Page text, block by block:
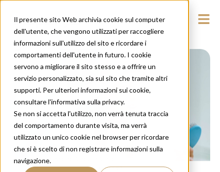
Il presente sito Web archivia cookie sul computer
dell'utente, che vengono utilizzati per raccogliere
informazioni sull'utilizzo del sito e ricordare i
comportamenti dell'utente in futuro. I cookie
servono a migliorare il sito stesso e a offrire un
servizio personalizzato, sia sul sito che tramite altri
supporti. Per ulteriori informazioni sui cookie,
consultare l'informativa sulla privacy.
Se non si accetta l'utilizzo, non verrà tenuta traccia
del comportamento durante visita, ma verrà
utilizzato un unico cookie nel browser per ricordare
che si è scelto di non registrare informazioni sulla
navigazione.Prevenzione Caduta Capelli